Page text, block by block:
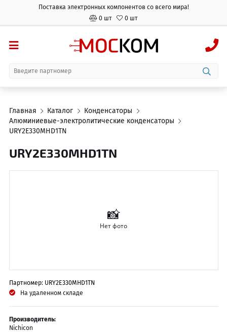
Поставка электронных компонентов со всего мира!
0 шт
0 шт
Главная Каталог
Конденсаторы
Алюминиевые-электролитические конденсаторы
URY2E330MHD1TN
URY2E330MHD1TN
Партномер: URY2E330MHD1TN
На удаленном складе
Производитель:
Nichicon